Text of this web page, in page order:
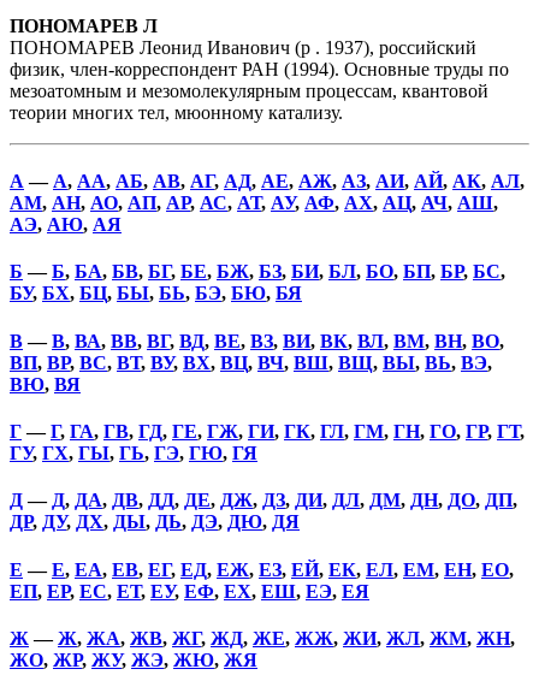
ПОНОМАРЕВ Л
ПОНОМАРЕВ Леонид Иванович (р . 1937), российский
физик, член-корреспондент РАН (1994). Основные труды по
мезоатомным и мезомолекулярным процессам, квантовой
теории многих тел, мюонному катализу.
А — А, АА, АБ, АВ, АГ, АД, АЕ, АЖ, АЗ, АИ, АЙ, АК, АЛ,
АМ, АН, АО, АП, АР, АС, АТ, АУ, АФ, АХ, АЦ, АЧ, АШ,
АЭ, АЮ, АЯ
Б —Б, БА, БВ, БГ, БЕ, БЖ, БЗ, БИ, БЛ, БО, БП, БР, БС,
БУ, БХ, БЦ, БЫ, БЬ, БЭ, БЮ, БЯ
В—В, ВА, ВВ, ВГ, ВД, ВЕ, ВЗ, ВИ, ВК, ВЛ, ВМ, ВН, ВО,
ВП, ВР, ВС, ВТ, ВУ, ВХ, ВЦ, ВЧ, ВШ, ВЩ, ВЫ, ВЬ, ВЭ,
ВЮ, ВЯ
Г—Г, ГА, ГВ, ГД, ГЕ, ГЖ, ГИ, ГК, ГЛ, ГМ, ГН, ГО, ГР, ГТ,
ГУ, ГХ, ГЫ, ГЬ, ГЭ, ГЮ, ГЯ
Д— Д, ДА, ДВ, ДД, ДЕ, ДЖ, ДЗ, ДИ, ДЛ, ДМ, ДН, ДО, ДП,
ДР, ДУ, ДХ, ДЫ, ДЬ, ДЭ, ДЮ, ДЯ
Е —Е, ЕА, ЕВ, ЕГ, ЕД, ЕЖ, ЕЗ, ЕЙ, ЕК, ЕЛ, ЕМ, ЕН, ЕО,
ЕП, ЕР, ЕС, ЕТ, ЕУ, ЕФ, ЕХ, ЕШ, ЕЭ, ЕЯ
Ж —Ж, ЖА, ЖВ, ЖГ, ЖД, ЖЕ, ЖЖ, ЖИ, ЖЛ, ЖМ, ЖН,
ЖО, ЖР, ЖУ, ЖЭ, ЖЮ, ЖЯ